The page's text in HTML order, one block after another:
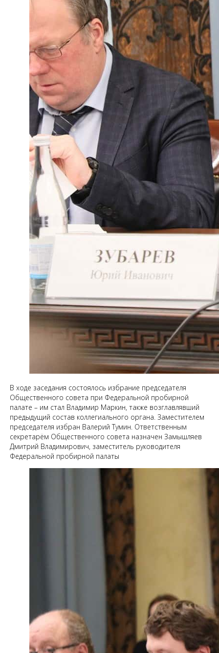
В ходе заседания состоялось избрание председателя
Общественного совета при Федеральной пробирной
палате – им стал Владимир Маркин, также возглавлявший
предыдущий состав коллегиального органа. Заместителем
председателя избран Валерий Тумин. Ответственным
секретарём Общественного совета назначен Замышляев
Дмитрий Владимирович, заместитель руководителя
Федеральной пробирной палаты